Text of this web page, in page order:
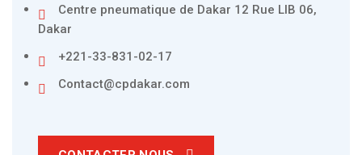
Centre pneumatique de Dakar 12 Rue LIB 06,
Dakar
+221-33-831-02-17
Contact@cpdakar.com